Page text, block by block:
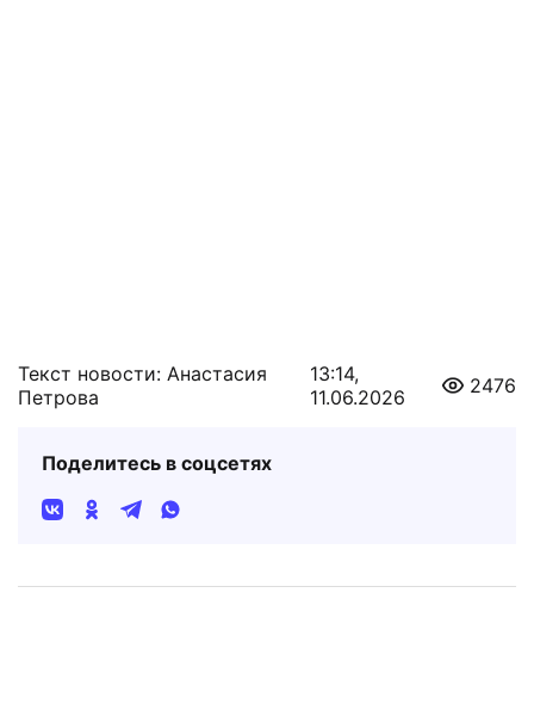
Текст новости: Анастасия
Петрова
13:14,
11.06.2026
2476
Поделитесь в соцсетях